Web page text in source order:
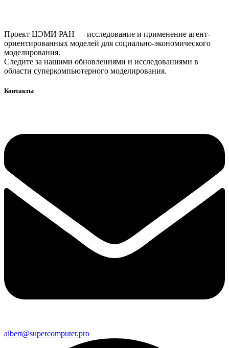
Проект ЦЭМИ РАН — исследование и применение агент-
ориентированных моделей для социально-экономического
моделирования.
Следите за нашими обновлениями и исследованиями в
области суперкомпьютерного моделирования.
Контакты
albert@supercomputer.pro